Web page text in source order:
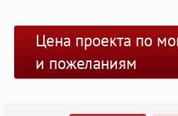
Цена проекта по
и пожеланиям